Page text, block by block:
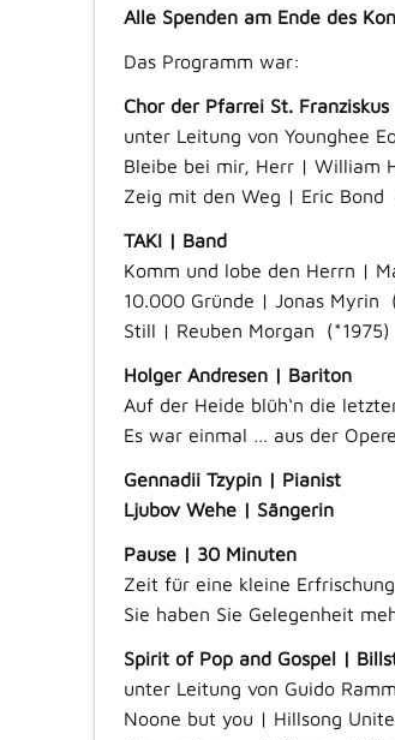
Alle Spenden am Ende des
Das Programm war:
Chor der Pfarrei St. Franziskus
unter Leitung von Younghee
Bleibe bei mir, Herr | William
Zeig mit den Weg | Eric Bond
TAKI | Band
Komm und lobe den Herrn |
10.000 Gründe | Jonas Myrin
Still | Reuben Morgan (*1975)
Holger Andresen | Bariton
Auf der Heide blüh‘n die
Es war einmal … aus der
Gennadii Tzypin | Pianist
Ljubov Wehe | Sängerin
Pause | 30 Minuten
Zeit für eine kleine
Sie haben Sie Gelegenheit
Spirit of Pop and Gospel |
unter Leitung von Guido
Noone but you | Hillsong